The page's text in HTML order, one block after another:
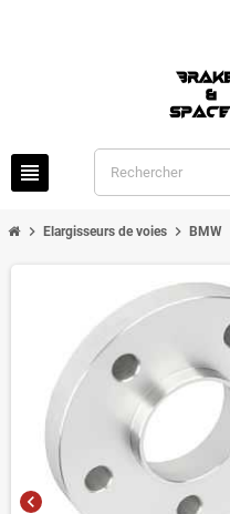
view_headline
chevron_right Elargisseurs de voies chevron_right BMW
chevron_left